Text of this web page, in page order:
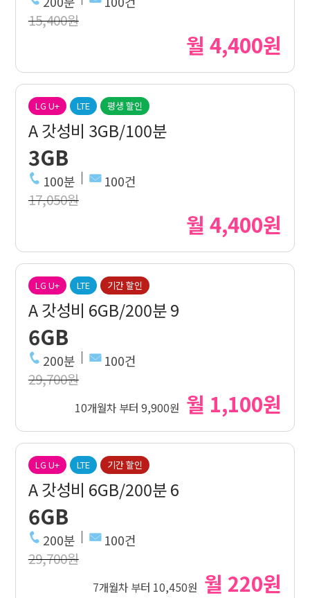
15,400원
월 4,400원
LG U+ LTE 평생 할인
A 갓성비 3GB/100분
3GB
100분 100건
17,050원
월 4,400원
LG U+ LTE 기간 할인
A 갓성비 6GB/200분 9
6GB
200분 100건
29,700원
10개월차 부터 9,900원 월 1,100원
LG U+ LTE 기간 할인
A 갓성비 6GB/200분 6
6GB
200분 100건
29,700원
7개월차 부터 10,450원 월 220원